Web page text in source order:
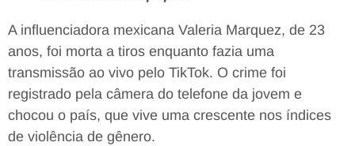
A influenciadora mexicana Valeria Marquez, de 23
anos, foi morta a tiros enquanto fazia uma
transmissão ao vivo pelo TikTok. O crime foi
registrado pela câmera do telefone da jovem e
chocou o país, que vive uma crescente nos índices
de violência de gênero.